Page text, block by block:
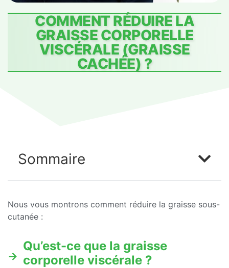
COMMENT RÉDUIRE LA
GRAISSE CORPORELLE
VISCÉRALE (GRAISSE
CACHÉE) ?
Sommaire
Nous vous montrons comment réduire la graisse sous-
cutanée :
Qu’est-ce que la graisse
corporelle viscérale ?